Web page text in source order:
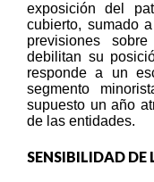
exposición del
cubierto, sumado
previsiones
debilitan su
responde a un
segmento
supuesto un año
de las entidades.
SENSIBILIDAD